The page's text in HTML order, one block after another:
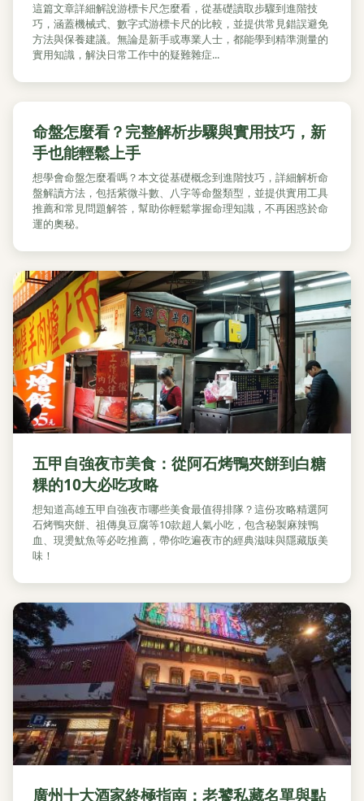
這篇文章詳細解說游標卡尺怎麼看，從基礎讀取步驟到進階技
巧，涵蓋機械式、數字式游標卡尺的比較，並提供常見錯誤避免
方法與保養建議。無論是新手或專業人士，都能學到精準測量的
實用知識，解決日常工作中的疑難雜症...
命盤怎麼看？完整解析步驟與實用技巧，新
手也能輕鬆上手
想學會命盤怎麼看嗎？本文從基礎概念到進階技巧，詳細解析命
盤解讀方法，包括紫微斗數、八字等命盤類型，並提供實用工具
推薦和常見問題解答，幫助你輕鬆掌握命理知識，不再困惑於命
運的奧秘。
五甲自強夜市美食：從阿石烤鴨夾餅到白糖
粿的10大必吃攻略
想知道高雄五甲自強夜市哪些美食最值得排隊？這份攻略精選阿
石烤鴨夾餅、祖傳臭豆腐等10款超人氣小吃，包含秘製麻辣鴨
血、現燙魷魚等必吃推薦，帶你吃遍夜市的經典滋味與隱藏版美
味！
廣州十大酒家終極指南：老饕私藏名單與點